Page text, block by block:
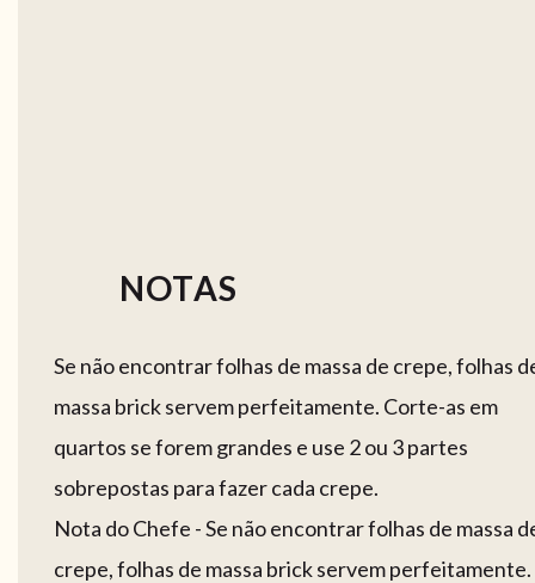
NOTAS
Se não encontrar folhas de massa de crepe, folhas
massa brick servem perfeitamente. Corte-as em
quartos se forem grandes e use 2 ou 3 partes
sobrepostas para fazer cada crepe.
Nota do Chefe - Se não encontrar folhas de massa
crepe, folhas de massa brick servem perfeitamente.